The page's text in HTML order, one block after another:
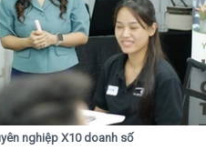
nghiệp X10 doanh số